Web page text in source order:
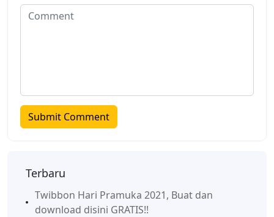
Terbaru
Twibbon Hari Pramuka 2021, Buat dan
download disini GRATIS!!